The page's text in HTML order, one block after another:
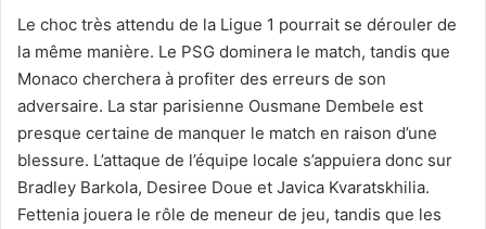
Le choc très attendu de la Ligue 1 pourrait se dérouler de
la même manière. Le PSG dominera le match, tandis que
Monaco cherchera à profiter des erreurs de son
adversaire. La star parisienne Ousmane Dembele est
presque certaine de manquer le match en raison d’une
blessure. L’attaque de l’équipe locale s’appuiera donc sur
Bradley Barkola, Desiree Doue et Javica Kvaratskhilia.
Fettenia jouera le rôle de meneur de jeu, tandis que les